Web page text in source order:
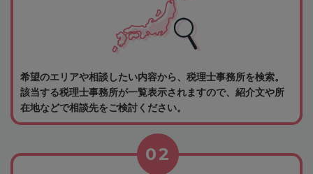
希望のエリアや相談したい内容から、税理士事務所を検索。
該当する税理士事務所が一覧表示されますので、紹介文や所
在地などで相談先をご検討ください。
02